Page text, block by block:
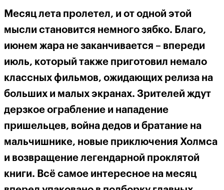
Месяц лета пролетел, и от одной этой
мысли становится немного зябко. Благо,
июнем жара не заканчивается – впереди
июль, который также приготовил немало
классных фильмов, ожидающих релиза на
больших и малых экранах. Зрителей ждут
дерзкое ограбление и нападение
пришельцев, война дедов и братание на
мальчишнике, новые приключения Холмса
и возвращение легендарной проклятой
книги. Всё самое интересное на месяц